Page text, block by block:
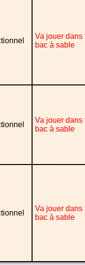
Va jouer dans
bac à sable
Va jouer dans
bac à sable
Va jouer dans
bac à sable